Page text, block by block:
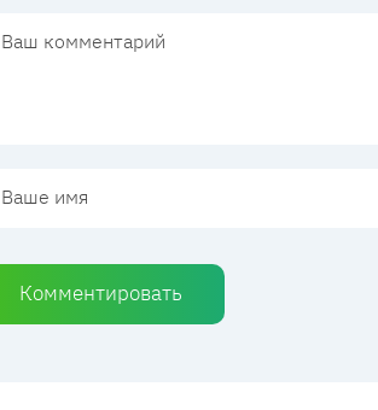
Комментировать